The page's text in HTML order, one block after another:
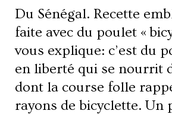
Du Sénégal. Recette
faite avec du poulet «
vous explique: c’est du
en liberté qui se nourrit
dont la course folle
rayons de bicyclette. Un